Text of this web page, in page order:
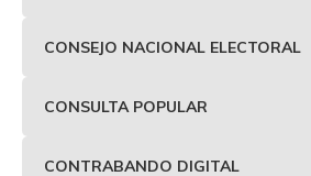
CONSEJO NACIONAL ELECTORAL
CONSULTA POPULAR
CONTRABANDO DIGITAL